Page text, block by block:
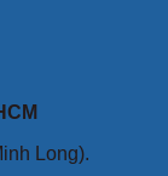
Long).